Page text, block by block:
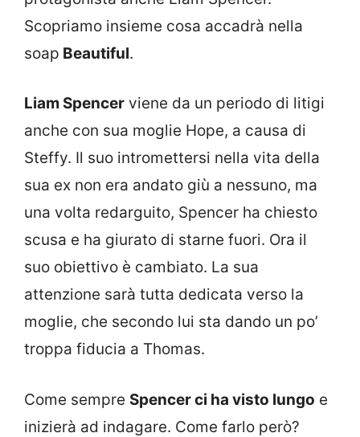
Scopriamo insieme cosa accadrà nella
soap Beautiful.
Liam Spencer viene da un periodo di litigi
anche con sua moglie Hope, a causa di
Steffy. Il suo intromettersi nella vita della
sua ex non era andato giù a nessuno, ma
una volta redarguito, Spencer ha chiesto
scusa e ha giurato di starne fuori. Ora il
suo obiettivo è cambiato. La sua
attenzione sarà tutta dedicata verso la
moglie, che secondo lui sta dando un po’
troppa fiducia a Thomas.
Come sempre Spencer ci ha visto lungo e
inizierà ad indagare. Come farlo però?